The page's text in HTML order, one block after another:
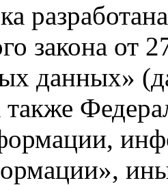
закона
данных»